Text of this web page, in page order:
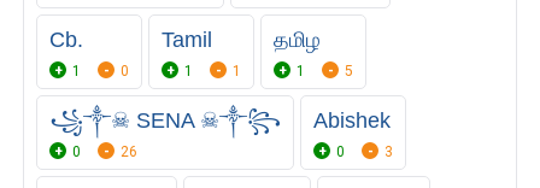
Cb.
1 0
Tamil
1 1
தமிழ
1 5
꧁༒☠︎ SENA ☠︎༒꧂
0 26
Abishek
0 3